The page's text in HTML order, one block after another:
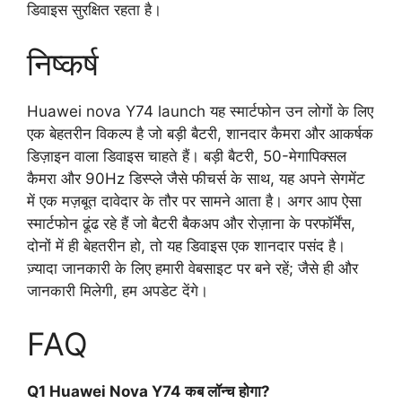
डिवाइस सुरक्षित रहता है।
निष्कर्ष
Huawei nova Y74 launch यह स्मार्टफोन उन लोगों के लिए
एक बेहतरीन विकल्प है जो बड़ी बैटरी, शानदार कैमरा और आकर्षक
डिज़ाइन वाला डिवाइस चाहते हैं। बड़ी बैटरी, 50-मेगापिक्सल
कैमरा और 90Hz डिस्प्ले जैसे फीचर्स के साथ, यह अपने सेगमेंट
में एक मज़बूत दावेदार के तौर पर सामने आता है। अगर आप ऐसा
स्मार्टफोन ढूंढ रहे हैं जो बैटरी बैकअप और रोज़ाना के परफॉर्मेंस,
दोनों में ही बेहतरीन हो, तो यह डिवाइस एक शानदार पसंद है।
ज़्यादा जानकारी के लिए हमारी वेबसाइट पर बने रहें; जैसे ही और
जानकारी मिलेगी, हम अपडेट देंगे।
FAQ
Q1 Huawei Nova Y74 कब लॉन्च होगा?